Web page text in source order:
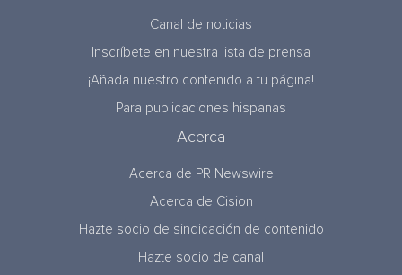
Canal de noticias
Inscríbete en nuestra lista de prensa
¡Añada nuestro contenido a tu página!
Para publicaciones hispanas
Acerca
Acerca de PR Newswire
Acerca de Cision
Hazte socio de sindicación de contenido
Hazte socio de canal